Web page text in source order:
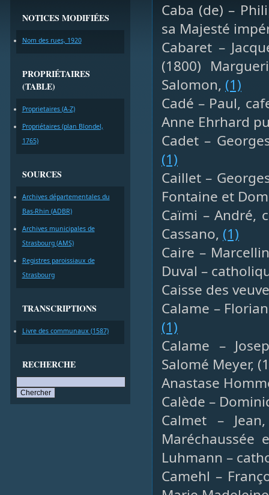
NOTICES MODIFIÉES
Nom des rues, 1920
PROPRIÉTAIRES
(TABLE)
Proprietaires (A-Z)
Propriétaires (plan Blondel,
1765)
SOURCES
Archives départementales du
Bas-Rhin (ADBR)
Archives municipales de
Strasbourg (AMS)
Registres paroissiaux de
Strasbourg
TRANSCRIPTIONS
Livre des communaux (1587)
RECHERCHE
Caba (de) –
sa Majesté
Cabaret –
(1800)
Salomon, (1)
Cadé – Paul,
Anne Ehrhard
Cadet –
(1)
Caillet –
Fontaine et
Caïmi – André,
Cassano, (1)
Caire –
Duval –
Caisse des
Calame –
(1)
Calame –
Salomé Meyer,
Anastase
Calède –
Calmet –
Maréchaussée
Luhmann –
Camehl –